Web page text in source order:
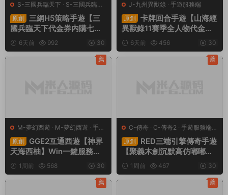
S-三國兵臨天下 · S-三國兵臨天
下· 手遊服務端·頁遊服務端
原創
三網H5策略手遊【三
國兵臨天下代金券内購七合
修複版】Linux手工服務端
+管理後台+GM授權後台
+簡易安卓客戶端+視頻架設
6天前 992 30
J-九州異獸錄 · 手遊服務端
原創
卡牌回合手遊【山海經
異獸錄11賽季全人物代金券
内購版】Win一鍵服務端+授
權GM後台+管理後台+熱更
修改工具+安卓+視頻架設教
6天前 456 30
M-夢幻西遊 · M-夢幻西遊 · 手遊
服務端 · 端遊服務端
原創
GGE2互通西遊【神界
天海西柚】Win一鍵服務端
+安卓蘋果PC三端+内置GM
工具+全套源碼+視頻架設教
1周前 568 30
薦
C-傳奇 · C-傳奇2 · 手遊服務端·
端遊服務端
原創
RED三端引擎傳奇手遊
【聚義木劍沉默高仿嘟嘟沉
默】Win一鍵服務端+安卓蘋
果PC三端+視頻架設教程
1周前 467 30
薦
薦 薦